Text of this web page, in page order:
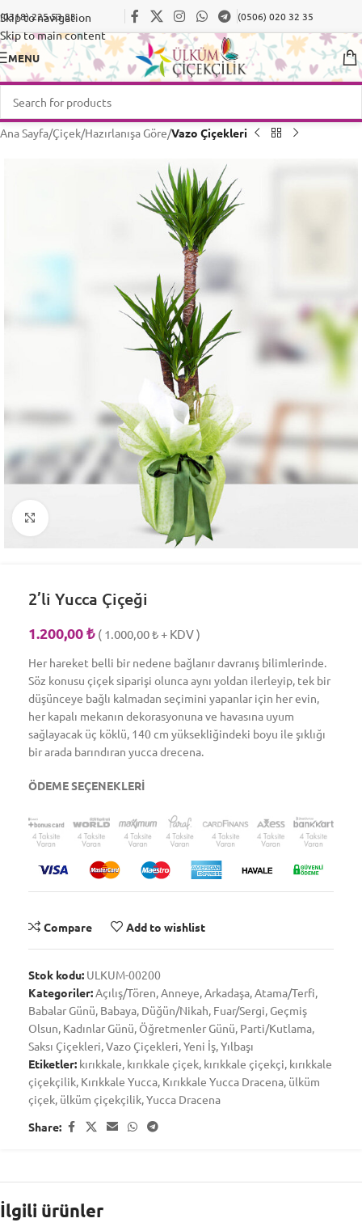
Skip to navigation
Skip to main content
(0318) 225 53 83 (0506) 020 32 35
MENU
Ana Sayfa Çiçek Hazırlanışa Göre Vazo Çiçekleri
2’li Yucca Çiçeği
1.200,00₺ ( 1.000,00₺+ KDV )
Her hareket belli bir nedene bağlanır davranış bilimlerinde.
Söz konusu çiçek siparişi olunca aynı yoldan ilerleyip, tek bir
düşünceye bağlı kalmadan seçimini yapanlar için her evin,
her kapalı mekanın dekorasyonuna ve havasına uyum
sağlayacak üç köklü, 140 cm yüksekliğindeki boyu ile şıklığı
bir arada barındıran yucca drecena.
ÖDEME SEÇENEKLERİ
Compare Add to wishlist
Stok kodu: ULKUM-00200
Kategoriler:Açılış/Tören,Anneye,Arkadaşa,Atama/Terfi,
Babalar Günü, Babaya, Düğün/Nikah, Fuar/Sergi, Geçmiş
Olsun, Kadınlar Günü, Öğretmenler Günü, Parti/Kutlama,
Saksı Çiçekleri,Vazo Çiçekleri,Yeni İş,Yılbaşı
Etiketler: kırıkkale, kırıkkale çiçek, kırıkkale çiçekçi, kırıkkale
çiçekçilik, Kırıkkale Yucca, Kırıkkale Yucca Dracena, ülküm
çiçek, ülküm çiçekçilik,Yucca Dracena
Share:
İlgili ürünler